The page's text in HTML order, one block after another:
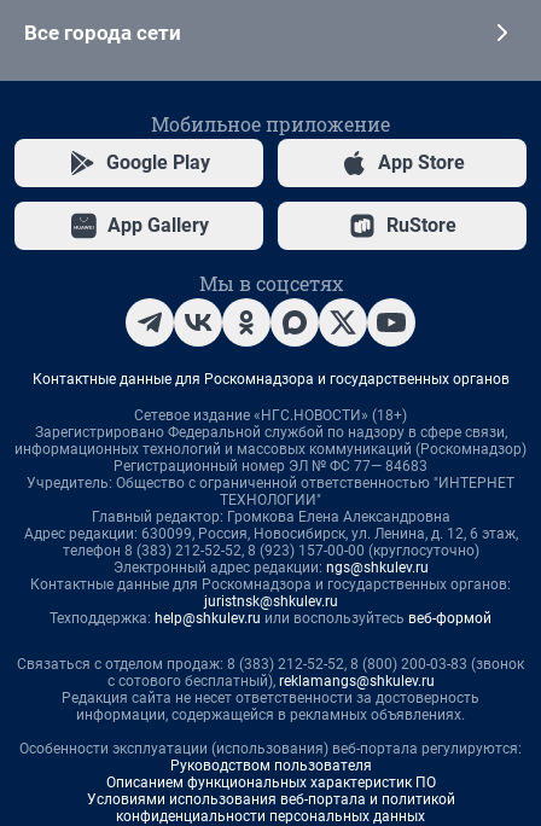
Все города сети
Мобильное приложение
Google Play App Store
App Gallery RuStore
Мы в соцсетях
Контактные данные для Роскомнадзора и государственных органов
Сетевое издание «НГС.НОВОСТИ» (18+)
Зарегистрировано Федеральной службой по надзору в сфере связи,
информационных технологий и массовых коммуникаций (Роскомнадзор)
Регистрационный номер ЭЛ № ФС 77— 84683
Учредитель: Общество с ограниченной ответственностью "ИНТЕРНЕТ
ТЕХНОЛОГИИ"
Главный редактор: Громкова Елена Александровна
Адрес редакции: 630099, Россия, Новосибирск, ул. Ленина, д. 12, 6 этаж,
телефон 8 (383) 212-52-52, 8 (923) 157-00-00 (круглосуточно)
Электронный адрес редакции: ngs@shkulev.ru
Контактные данные для Роскомнадзора и государственных органов:
juristnsk@shkulev.ru
Техподдержка: help@shkulev.ru или воспользуйтесь веб-формой
Связаться с отделом продаж: 8 (383) 212-52-52, 8 (800) 200-03-83 (звонок
с сотового бесплатный), reklamangs@shkulev.ru
Редакция сайта не несет ответственности за достоверность
информации, содержащейся в рекламных объявлениях.
Особенности эксплуатации (использования) веб-портала регулируются:
Руководством пользователя
Описанием функциональных характеристик ПО
Условиями использования веб-портала и политикой
конфиденциальности персональных данных